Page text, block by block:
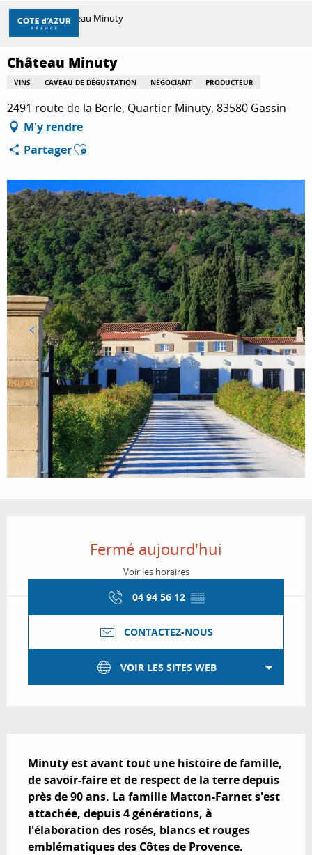
Aller
contenu
principal
DÉCOUVRIR
À FAIRE
SÉJOURNER
Accueil Château Minuty
Château Minuty
VINS CAVEAU DE DÉGUSTATION NÉGOCIANT PRODUCTEUR
2491 route de la Berle, Quartier Minuty, 83580 Gassin
M'y rendre
PartagerAjouter aux favoris
Fermé aujourd'hui
Voir les horaires
04 94 56 12 ▒▒
CONTACTEZ-NOUS
VOIR LES SITES WEB
Minuty est avant tout une histoire de famille,
de savoir-faire et de respect de la terre depuis
près de 90 ans. La famille Matton-Farnet s'est
attachée, depuis 4 générations, à
l'élaboration des rosés, blancs et rouges
emblématiques des Côtes de Provence.